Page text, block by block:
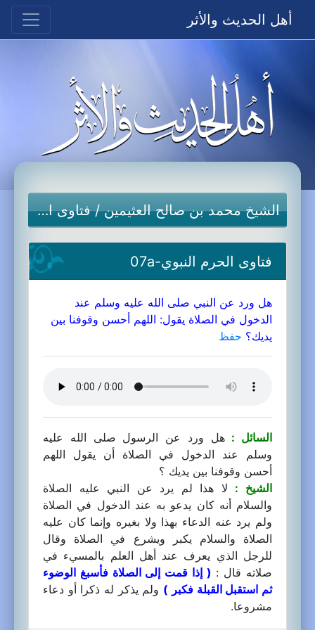
أهل الحديث والأثر
الشيخ محمد بن صالح العثيمين/فتاوى الحرم النبوي
فتاوى الحرم النبوي-07a
هل ورد عن النبي صلى الله عليه وسلم عند
الدخول في الصلاة يقول: اللهم أحسن وقوفنا بين
يديك؟ حفظ
السائل : هل ورد عن الرسول صلى الله عليه
وسلم عند الدخول في الصلاة أن يقول اللهم
أحسن وقوفنا بين يديك ؟
الشيخ : لا هذا لم يرد عن النبي عليه الصلاة
والسلام أنه كان يدعو به عند الدخول في الصلاة
ولم يرد عنه الدعاء بهذا ولا بغيره وإنما كان عليه
الصلاة والسلام يكبر ويشرع في الصلاة وقال
للرجل الذي يعرف عند أهل العلم بالمسيء في
صلاته قال : ( إذا قمت إلى الصلاة فأسبغ الوضوء
ثم استقبل القبلة فكبر ) ولم يذكر له ذكرا أو دعاء
مشروعا.